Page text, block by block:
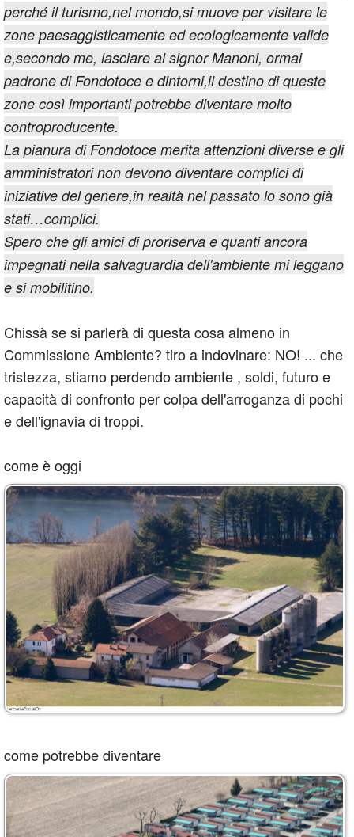
perché il turismo,nel mondo,si muove per visitare le
zone paesaggisticamente ed ecologicamente valide
e,secondo me, lasciare al signor Manoni, ormai
padrone di Fondotoce e dintorni,il destino di queste
zone così importanti potrebbe diventare molto
controproducente.
La pianura di Fondotoce merita attenzioni diverse e gli
amministratori non devono diventare complici di
iniziative del genere,in realtà nel passato lo sono già
stati…complici.
Spero che gli amici di proriserva e quanti ancora
impegnati nella salvaguardia dell'ambiente mi leggano
e si mobilitino.
Chissà se si parlerà di questa cosa almeno in
Commissione Ambiente? tiro a indovinare: NO! ... che
tristezza, stiamo perdendo ambiente , soldi, futuro e
capacità di confronto per colpa dell'arroganza di pochi
e dell'ignavia di troppi.
come è oggi
come potrebbe diventare